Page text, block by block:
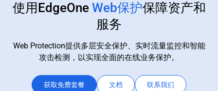
使用EdgeOne Web保护保障资产和
服务
Web Protection提供多层安全保护、实时流量监控和智能
攻击检测，以实现全面的在线业务保护。
获取免费套餐 文档 联系我们